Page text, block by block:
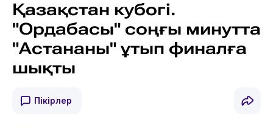
Қазақстан кубогі.
"Ордабасы" соңғы минутта
"Астананы" ұтып финалға
шықты
Пікірлер